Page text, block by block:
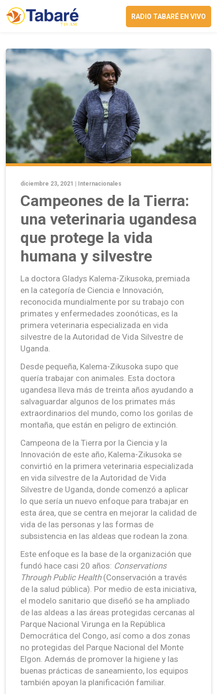
RADIO TABARÉ EN VIVO
diciembre 23, 2021 | Internacionales
Campeones de la Tierra:
una veterinaria ugandesa
que protege la vida
humana y silvestre
La doctora Gladys Kalema-Zikusoka, premiada
en la categoría de Ciencia e Innovación,
reconocida mundialmente por su trabajo con
primates y enfermedades zoonóticas, es la
primera veterinaria especializada en vida
silvestre de la Autoridad de Vida Silvestre de
Uganda.
Desde pequeña, Kalema-Zikusoka supo que
quería trabajar con animales. Esta doctora
ugandesa lleva más de treinta años ayudando a
salvaguardar algunos de los primates más
extraordinarios del mundo, como los gorilas de
montaña, que están en peligro de extinción.
Campeona de la Tierra por la Ciencia y la
Innovación de este año, Kalema-Zikusoka se
convirtió en la primera veterinaria especializada
en vida silvestre de la Autoridad de Vida
Silvestre de Uganda, donde comenzó a aplicar
lo que sería un nuevo enfoque para trabajar en
esta área, que se centra en mejorar la calidad de
vida de las personas y las formas de
subsistencia en las aldeas que rodean la zona.
Este enfoque es la base de la organización que
fundó hace casi 20 años: Conservations
Through Public Health(Conservación a través
de la salud pública). Por medio de esta iniciativa,
el modelo sanitario que diseñó se ha ampliado
de las aldeas a las áreas protegidas cercanas al
Parque Nacional Virunga en la República
Democrática del Congo, así como a dos zonas
no protegidas del Parque Nacional del Monte
Elgon. Además de promover la higiene y las
buenas prácticas de saneamiento, los equipos
también apoyan la planificación familiar.